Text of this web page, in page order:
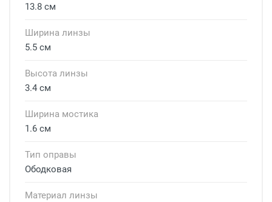
13.8 см
Ширина линзы
5.5 см
Высота линзы
3.4 см
Ширина мостика
1.6 см
Тип оправы
Ободковая
Материал линзы